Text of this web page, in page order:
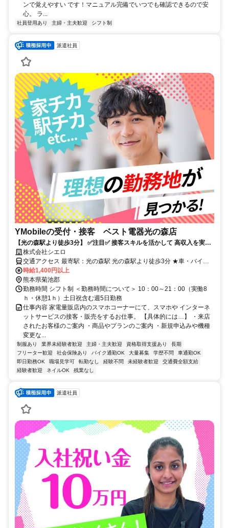
ンで覚えやすい です！マニュアル完備でいつでも確認できるので安
心。 ラ...
社員登用あり 主婦・主夫歓迎 シフト制
派遣社員
YMobileの受付・接客 ベスト電器光の森店
【光の森駅より徒歩3分】 ✅️注目✅️ 接客スキルを活かして 高収入を実現
したいならココ！ さらに「残業ほぼなし＆定時退社可」！
株式会社シエロ
交通アクセス 最寄駅：光の森駅 光の森駅より徒歩3分 ★車・バイク
通勤OK
時給1,400円以上
熊本県菊池郡
勤務時間 シフト制 ＜勤務時間について＞ 10：00～21：00（実働8
ｈ・休憩1ｈ）土日祝含む週5日勤務
仕事内容 家電量販店内のスマホコーナーにて、スマホや インターネ
ットサービスの接客・販売をするお仕事。 【具体的には…】 ・来店
されたお客様のご案内 ・商品やプランのご案内 ・新規申込みや機種
変更な...
制服あり 業界未経験者歓迎 主婦・主夫歓迎 資格取得支援あり
長期
フリーター歓迎
社会保険あり バイク通勤OK 大量募集 学歴不問
車通勤OK
即日勤務OK
職場見学可 転勤なし 経験不問 未経験者歓迎
交通費全額支給
経験者歓迎
ネイルOK 残業なし
派遣社員